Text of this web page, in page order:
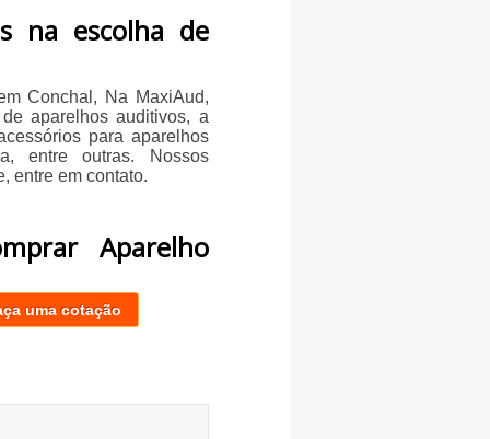
na escolha de
Conchal, Na MaxiAud,
aparelhos auditivos, a
para aparelhos
entre outras. Nossos
entre em contato.
Aparelho
uma cotação